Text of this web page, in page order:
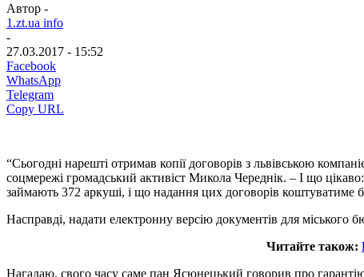
Автор -
1.zt.ua info
-
27.03.2017 - 15:52
Facebook
WhatsApp
Telegram
Copy URL
“Сьогодні нарешті отримав копії договорів з львівською
соцмережі громадський активіст Микола Череднік. – І що
займають 372 аркуші, і що надання цих договорів коштуватиме
Насправді, надати електронну версію документів для
Читайте також:
Нагадаю, свого часу саме пан Ясюнецький говорив про